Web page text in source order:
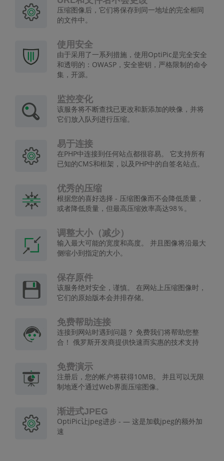
压缩图像后，它们将保存到同一地址的完全相同
的文件中。
使用安全
由于采用了一系列措施，使用OptiPic是完全安全
和透明的：OWASP，安全密钥，严格限制的命令
集，开源。
监控变化
该服务将不断查找已更改和新添加的映像，并将
它们放入队列进行压缩。
易于连接
在PHP中连接到任何站点都很容易。 它支持所有
已知的CMS和框架，以及PHP中的自签名站点。
优秀的压缩
根据您的喜好选择 - 压缩图像而不会降低质量，
或者降低质量，但最高压缩效率高达98％。
调整大小（减少）
输入最大可能的宽度和高度。 并且图像将沿最大
侧缩小到指定的大小。
保存原件
该服务绝对安全，谨慎。 在网站上压缩图像时，
它们的原始版本会并排存储。
免费帮助连接
连接到网站时遇到问题？ 免费我们将帮助您整
合！ 俄罗斯开发商提供快速而实惠的技术支持
免费演示
注册后，您的帐户将获得10MB。 并且可以无限
制地逐个通过Web界面压缩图像。
渐进式JPEG
OptiPic让jpeg进步 - — 这是加载jpeg的额外加
速